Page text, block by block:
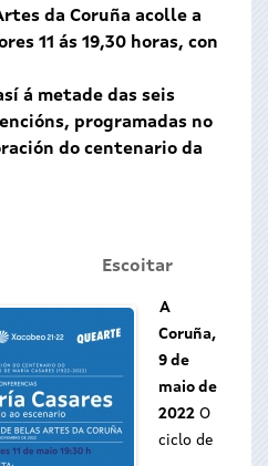
da Coruña acolle a
11 ás 19,30 horas, con
á metade das seis
programadas no
do centenario da
Escoitar
A
Coruña,
9 de
maio de
2022 O
ciclo de